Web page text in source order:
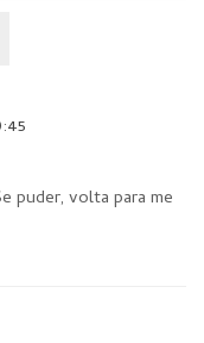
puder, volta para me